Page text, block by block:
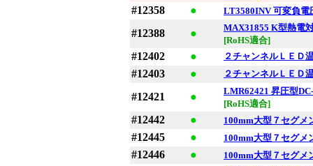
#12358 ● LT3580INV 可変負電
#12388 ●
MAX31855 K型熱電
[RoHS適合]
#12402 ● ２チャンネルＬＥＤ
#12403 ● ２チャンネルＬＥＤ
#12421 ●
LMR62421 昇圧型
[RoHS適合]
#12442 ● 100mm大型７セグメ
#12445 ● 100mm大型７セグメ
#12446 ● 100mm大型７セグメ